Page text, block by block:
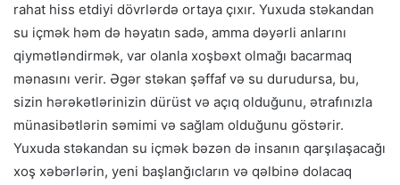
rahat hiss etdiyi dövrlərdə ortaya çıxır. Yuxuda stəkandan
su içmək həm də həyatın sadə, amma dəyərli anlarını
qiymətləndirmək, var olanla xoşbəxt olmağı bacarmaq
mənasını verir. Əgər stəkan şəffaf və su durudursa, bu,
sizin hərəkətlərinizin dürüst və açıq olduğunu, ətrafınızla
münasibətlərin səmimi və sağlam olduğunu göstərir.
Yuxuda stəkandan su içmək bəzən də insanın qarşılaşacağı
xoş xəbərlərin, yeni başlanğıcların və qəlbinə dolacaq